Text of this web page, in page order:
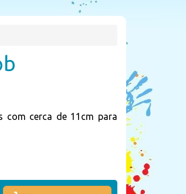
com cerca de 11cm para